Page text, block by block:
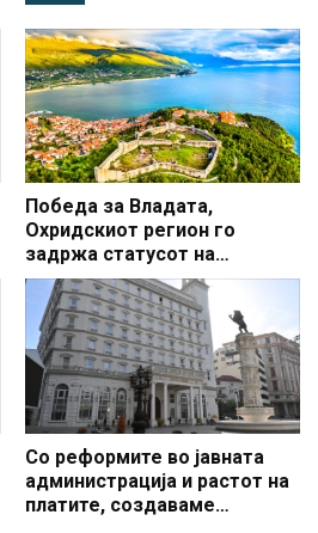
Победа за Владата,
Охридскиот регион го
задржа статусот на
заштитено светско културно
наследство
Со реформите во јавната
администрација и растот на
платите, создаваме